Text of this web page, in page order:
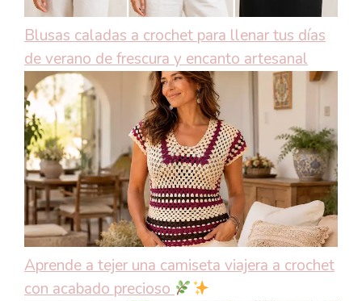
Blusas caladas a crochet para llenar tus días
de verano de frescura y encanto artesanal
Aprende a tejer una camiseta viajera a crochet
con acabado precioso